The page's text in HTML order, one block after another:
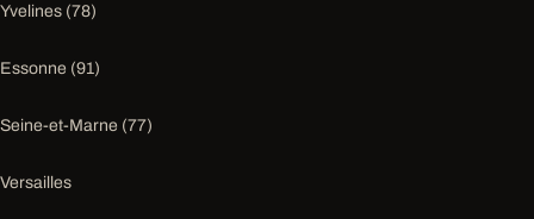
Yvelines (78)
Essonne (91)
Seine-et-Marne (77)
Versailles